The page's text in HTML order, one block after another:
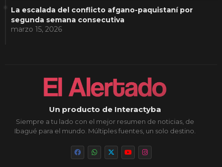
La escalada del conflicto afgano-paquistaní por
segunda semana consecutiva
marzo 15, 2026
Un producto de Interactyba
Siempre a tu lado con el mejor resumen de noticias, de
Ibagué para el mundo. Múltiples fuentes, un solo destino.